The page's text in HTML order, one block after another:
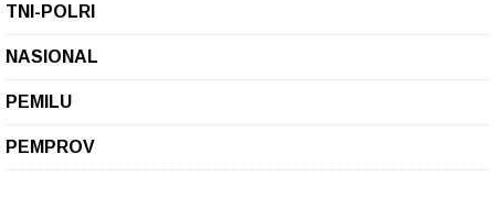
TNI-POLRI
NASIONAL
PEMILU
PEMPROV